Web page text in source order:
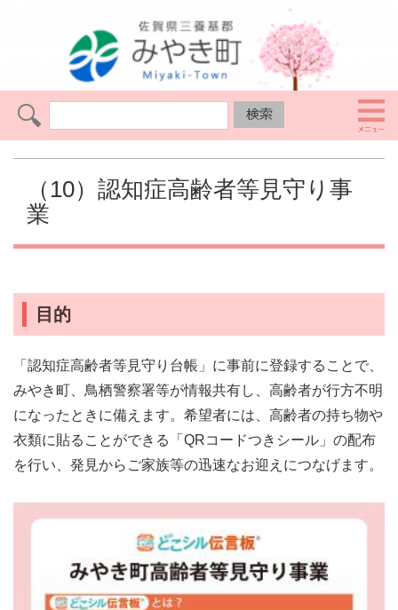
（10）認知症高齢者等見守り事
業
目的
「認知症高齢者等見守り台帳」に事前に登録することで、
みやき町、鳥栖警察署等が情報共有し、高齢者が行方不明
になったときに備えます。希望者には、高齢者の持ち物や
衣類に貼ることができる「QRコードつきシール」の配布
を行い、発見からご家族等の迅速なお迎えにつなげます。